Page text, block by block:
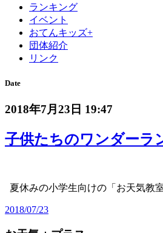
ランキング
イベント
おてんキッズ+
団体紹介
リンク
Date
2018年7月23日 19:47
子供たちのワンダーラ
夏休みの小学生向けの「お天気教
2018/07/23